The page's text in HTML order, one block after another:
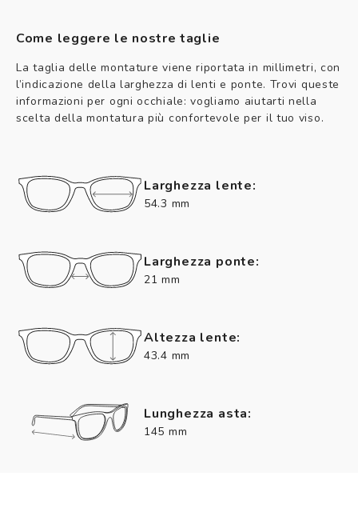
Come leggere le nostre taglie
La taglia delle montature viene riportata in millimetri, con
l’indicazione della larghezza di lenti e ponte. Trovi queste
informazioni per ogni occhiale: vogliamo aiutarti nella
scelta della montatura più confortevole per il tuo viso.
Larghezza lente:
54.3 mm
Larghezza ponte:
21 mm
Altezza lente:
43.4 mm
Lunghezza asta:
145 mm